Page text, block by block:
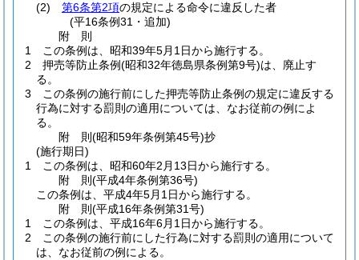
(2)
第6条第2項の規定による命令に違反した者
(平16条例31・追加)
附 則
1
この条例は、昭和39年5月1日から施行する。
2
押売等防止条例(昭和32年徳島県条例第9号)は、廃止す
る。
3
この条例の施行前にした押売等防止条例の規定に違反する
行為に対する罰則の適用については、なお従前の例によ
る。
附 則(昭和59年条例第45号)抄
(施行期日)
1
この条例は、昭和60年2月13日から施行する。
附 則(平成4年条例第36号)
この条例は、平成4年5月1日から施行する。
附 則(平成16年条例第31号)
1
この条例は、平成16年6月1日から施行する。
2
この条例の施行前にした行為に対する罰則の適用について
は、なお従前の例による。